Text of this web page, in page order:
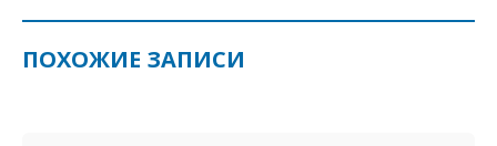
ПОХОЖИЕ ЗАПИСИ